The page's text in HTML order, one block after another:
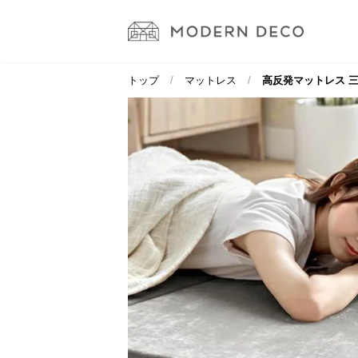
トップ マットレス 高反発マットレス